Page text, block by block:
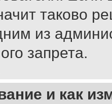
таково
из
запрета.
и как